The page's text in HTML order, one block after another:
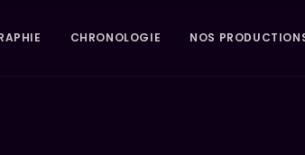
CHRONOLOGIE NOS